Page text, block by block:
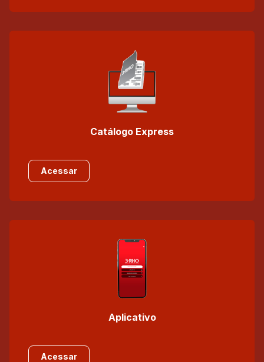
Catálogo Express
Acessar
Aplicativo
Acessar